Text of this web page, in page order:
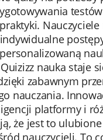
Nauczyciele
nauka staje
zabawnym
nauczania.
platformy i
że jest to
nauczycieli. To